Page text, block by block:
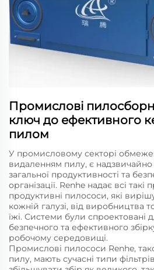
Промислові
ключ до ефективного
пилом
У промисловому секторі
видаленням пилу, є
загальної продуктивності та
організації. Renhe надає всі такі
продуктивні пилососи, які
кожній галузі, від виробництва
їжі. Системи були спроектовані
безпечного та ефективного
робочому середовищі.
Промислові пилососи Renhe,
пилу, мають сучасні типи